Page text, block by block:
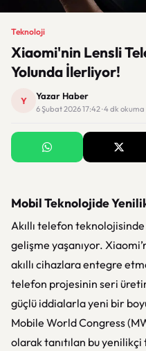
Teknoloji
Xiaomi'nin Lensli
Yolunda İlerliyor!
Y Yazar Haber
6 Şubat 2026 17:42 · 4 dk okuma
Mobil Teknolojide
Akıllı telefon
gelişme yaşanıyor.
akıllı cihazlara entegre
telefon projesinin seri
güçlü iddialarla yeni bir
Mobile World Congress
olarak tanıtılan bu